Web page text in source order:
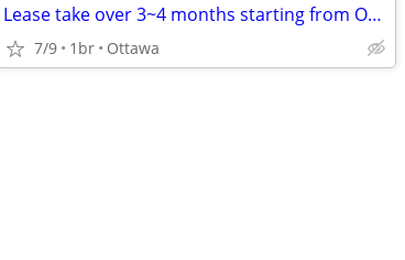
Lease take over 3~4 months starting from Oct 1(Sept 1) - New Apartment
7/9 1br Ottawa